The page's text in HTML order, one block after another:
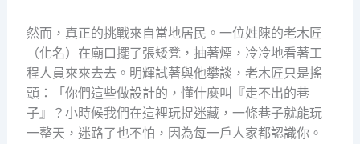
然而，真正的挑戰來自當地居民。一位姓陳的老木匠
（化名）在廟口擺了張矮凳，抽著煙，冷冷地看著工
程人員來來去去。明輝試著與他攀談，老木匠只是搖
頭：「你們這些做設計的，懂什麼叫『走不出的巷
子』？小時候我們在這裡玩捉迷藏，一條巷子就能玩
一整天，迷路了也不怕，因為每一戶人家都認識你。